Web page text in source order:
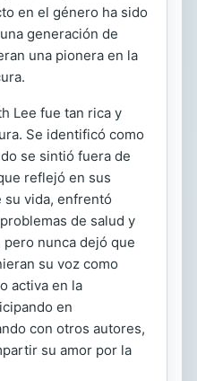
en el género ha sido
generación de
una pionera en la
Lee fue tan rica y
Se identificó como
se sintió fuera de
reflejó en sus
su vida, enfrentó
de salud y
nunca dejó que
su voz como
activa en la
en
con otros autores,
su amor por la